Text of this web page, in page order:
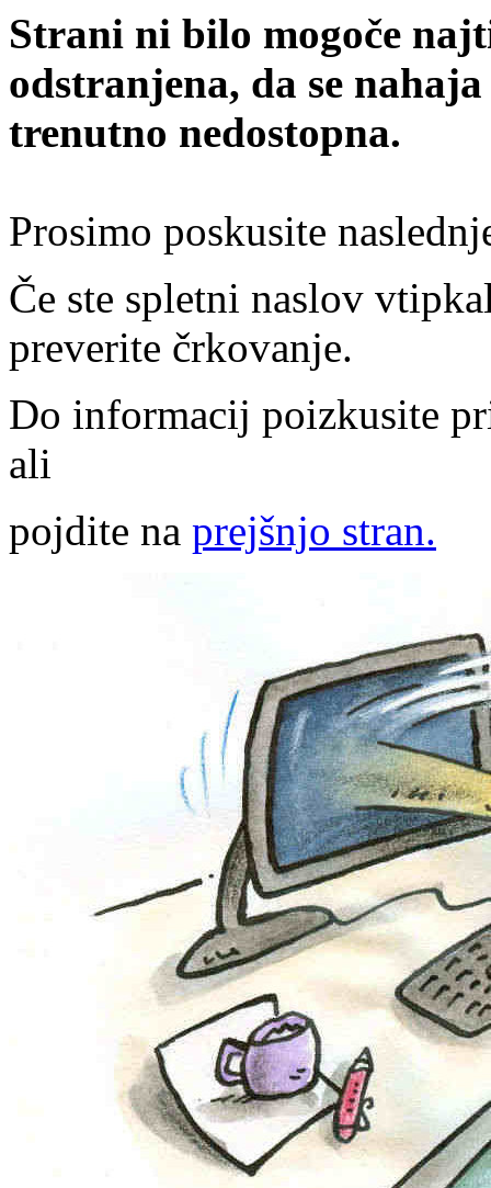
Strani ni bilo mogoče
odstranjena, da se
trenutno nedostopna.
Prosimo poskusite
Če ste spletni naslov
preverite črkovanje.
Do informacij poizkusite
ali
pojdite na prejšnjo stran.